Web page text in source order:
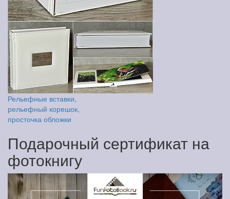
Рельефные вставки,
рельефный корешок,
просточка обложки
Подарочный сертификат на
фотокнигу